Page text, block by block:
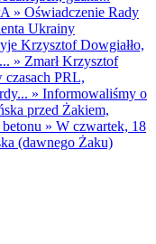
» Oświadczenie Rady
Ukrainy
Krzysztof Dowgiałło,
» Zmarł Krzysztof
czasach PRL,
» Informowaliśmy o
przed Żakiem,
» W czwartek, 18
(dawnego Żaku)